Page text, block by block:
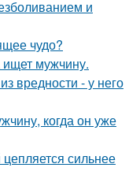
и
чудо?
мужчину.
вредности - у него
когда он уже
сильнее